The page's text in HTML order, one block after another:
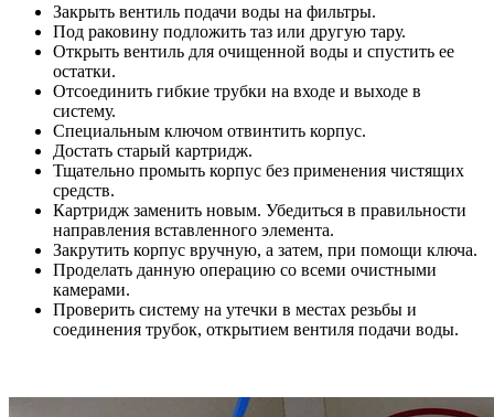
Закрыть вентиль подачи воды на фильтры.
Под раковину подложить таз или другую тару.
Открыть вентиль для очищенной воды и спустить ее
остатки.
Отсоединить гибкие трубки на входе и выходе в
систему.
Специальным ключом отвинтить корпус.
Достать старый картридж.
Тщательно промыть корпус без применения чистящих
средств.
Картридж заменить новым. Убедиться в правильности
направления вставленного элемента.
Закрутить корпус вручную, а затем, при помощи ключа.
Проделать данную операцию со всеми очистными
камерами.
Проверить систему на утечки в местах резьбы и
соединения трубок, открытием вентиля подачи воды.